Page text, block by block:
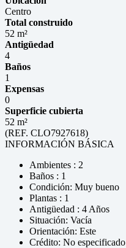
Centro
Total construido
52 m²
Antigüedad
4
Baños
1
Expensas
0
Superficie cubierta
52 m²
(REF. CLO7927618)
INFORMACIÓN BÁSICA
Ambientes : 2
Baños : 1
Condición: Muy bueno
Plantas : 1
Antigüedad : 4 Años
Situación: Vacía
Orientación: Este
Crédito: No especificado